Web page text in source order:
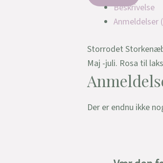
Beskrivelse
Anmeldelser
Storrodet
Maj -juli. Rosa til
Der er endnu ikke